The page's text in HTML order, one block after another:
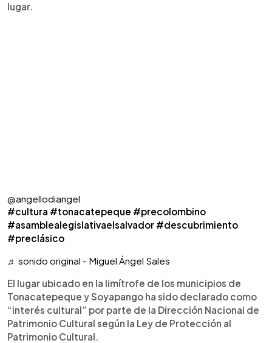
lugar.
@angellodiangel
#cultura #tonacatepeque #precolombino
#asamblealegislativaelsalvador #descubrimiento
#preclásico
♬ sonido original - Miguel Ángel Sales
El lugar ubicado en la limítrofe de los municipios de
Tonacatepeque y Soyapango ha sido declarado como
“interés cultural” por parte de la Dirección Nacional de
Patrimonio Cultural según la Ley de Protección al
Patrimonio Cultural.